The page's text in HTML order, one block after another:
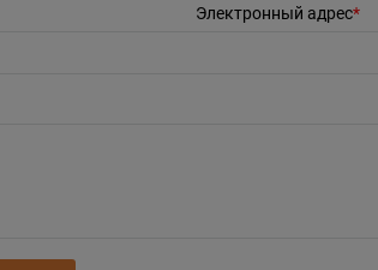
Электронный адрес